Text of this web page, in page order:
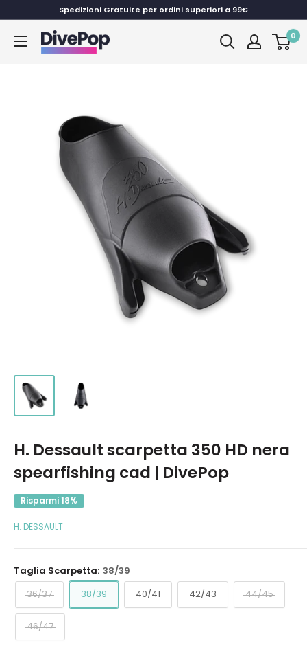
al
contenuto
Spedizioni Gratuite per ordini superiori a 99€
Dive
Pop
0
H. Dessault scarpetta 350 HD nera
spearfishing cad | DivePop
Risparmi 18%
H. DESSAULT
Taglia Scarpetta: 38/39
36/37
38/39 40/41 42/43 44/45
46/47